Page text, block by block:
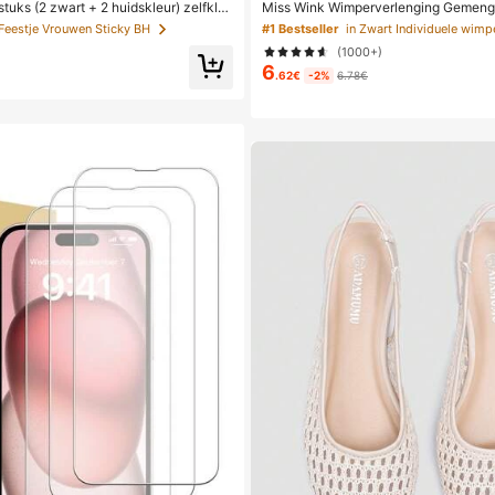
(2 zwart + 2 huidskleur) zelfkle
siliconen bh-pads, strapless en ru
borstcups voor bruiloften, off-sh
Vrouwen Sticky BH
Miss Wink Wimperverlenging
Gemengde Lengte, 0.07mm C/D Krul,
& Krullend, Geschikt voor DIY
elijkse of Gelegenheidsmake-up,
#1 Bestseller in Zwart Individuele
(1000+)
6.62€ -2% 6.78€